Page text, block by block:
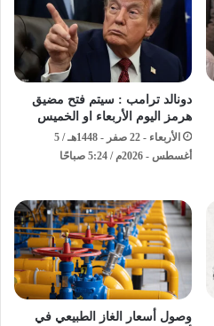
دونالد ترامب : سيتم فتح مضيق
هرمز اليوم الأربعاء او الخميس
الأربعاء - 22 صفر - 1448هـ / 5
أغسطس - 2026م / 5:24 صباحًا
وصول أسعار الغاز الطبيعي في